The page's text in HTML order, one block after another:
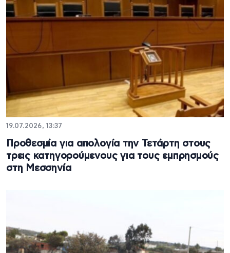
19.07.2026, 13:37
Προθεσμία για απολογία την Τετάρτη στους
τρεις κατηγορούμενους για τους εμπρησμούς
στη Μεσσηνία